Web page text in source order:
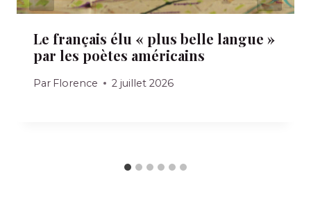
Le français élu « plus belle langue »
par les poètes américains
Par Florence 2 juillet 2026